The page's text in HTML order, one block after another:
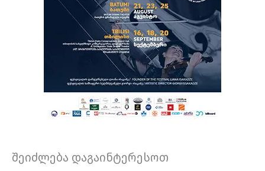
შეიძლება დაგაინტერესოთ